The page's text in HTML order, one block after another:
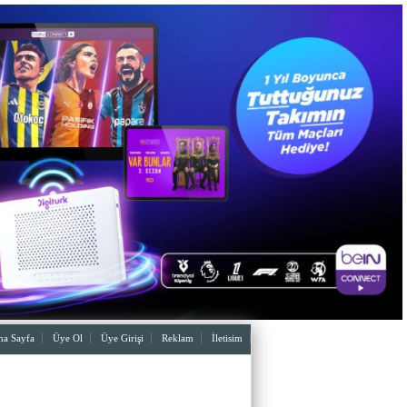
Sayfa Üye Ol Üye Girişi Reklam İletisim